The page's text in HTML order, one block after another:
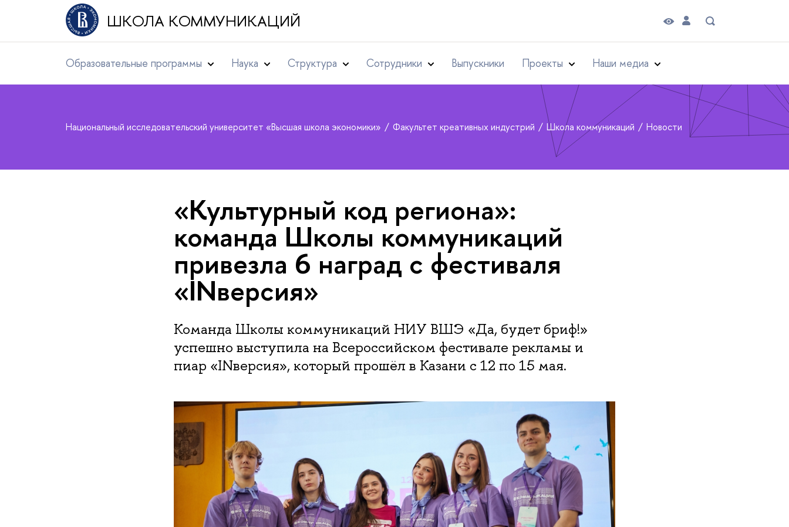
ШКОЛА КОММУНИКАЦИЙ
Образовательные программы Наука Структура Сотрудники Выпускники Проекты Наши медиа
Национальный исследовательский университет «Высшая школа экономики» Факультет креативных индустрий Школа коммуникаций Новости
«Культурный код региона»:
команда Школы коммуникаций
привезла 6 наград с фестиваля
«INверсия»
Команда Школы коммуникаций НИУ ВШЭ «Да, будет бриф!»
успешно выступила на Всероссийском фестивале рекламы и
пиар «INверсия», который прошёл в Казани с 12 по 15 мая.